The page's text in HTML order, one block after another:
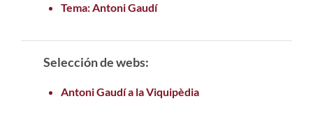
Tema: Antoni Gaudí
Selección de webs:
Antoni Gaudí a la Viquipèdia